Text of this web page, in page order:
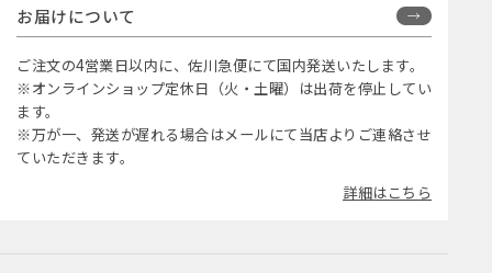
お届けについて
ご注文の4営業日以内に、佐川急便にて国内発送いたします。
※オンラインショップ定休日（火・土曜）は出荷を停止してい
ます。
※万が一、発送が遅れる場合はメールにて当店よりご連絡させ
ていただきます。
詳細はこちら